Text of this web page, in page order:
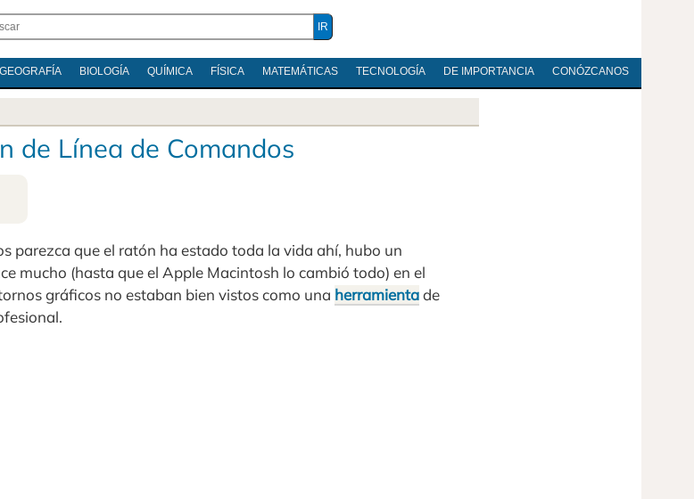
GEOGRAFÍA BIOLOGÍA QUÍMICA FÍSICA MATEMÁTICAS TECNOLOGÍA DE IMPORTANCIA CONÓZCANOS
de Línea de Comandos
parezca que el ratón ha estado toda la vida ahí, hubo un
mucho (hasta que el Apple Macintosh lo cambió todo) en el
gráficos no estaban bien vistos como una herramientade